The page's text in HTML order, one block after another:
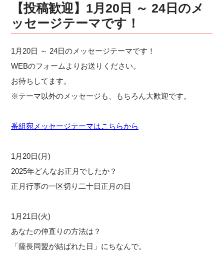
【投稿歓迎】1月20日 ～ 24日のメ
ッセージテーマです！
1月20日 ～ 24日のメッセージテーマです！
WEBのフォームよりお送りください。
お待ちしてます。
※テーマ以外のメッセージも、もちろん大歓迎です。
番組宛メッセージテーマはこちらから
1月20日(月)
2025年どんなお正月でしたか？
正月行事の一区切り二十日正月の日
1月21日(火)
あなたの仲直りの方法は？
「薩長同盟が結ばれた日」にちなんで。